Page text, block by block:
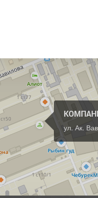
ул. Ак.